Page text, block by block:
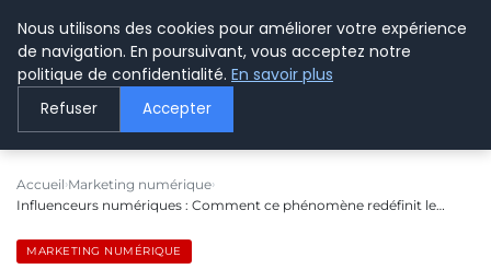
LE WEBMARKETING
Accueil Marketing numérique
Influenceurs numériques : Comment ce phénomène redéfinit le…
MARKETING NUMÉRIQUE
Nous utilisons des cookies pour améliorer votre expérience
de navigation. En poursuivant, vous acceptez notre
politique de confidentialité. En savoir plus
Refuser Accepter